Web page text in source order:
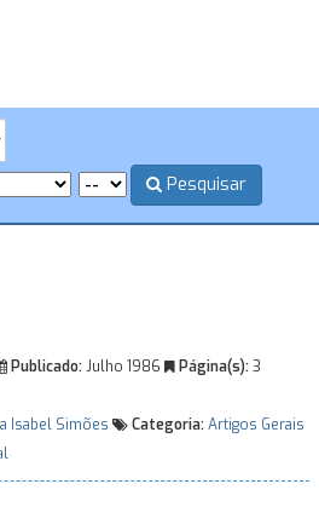
Pesquisar
Publicado:Julho 1986 Página(s):3
Isabel Simões Categoria: Artigos Gerais